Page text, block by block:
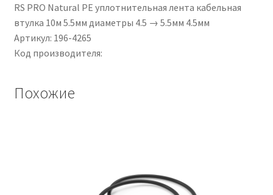
500m,
Nero
RS PRO Natural PE уплотнительная лента кабельная
втулка 10м 5.5мм диаметры 4.5 → 5.5мм 4.5мм
Артикул: 196-4265
Код производителя:
Похожие